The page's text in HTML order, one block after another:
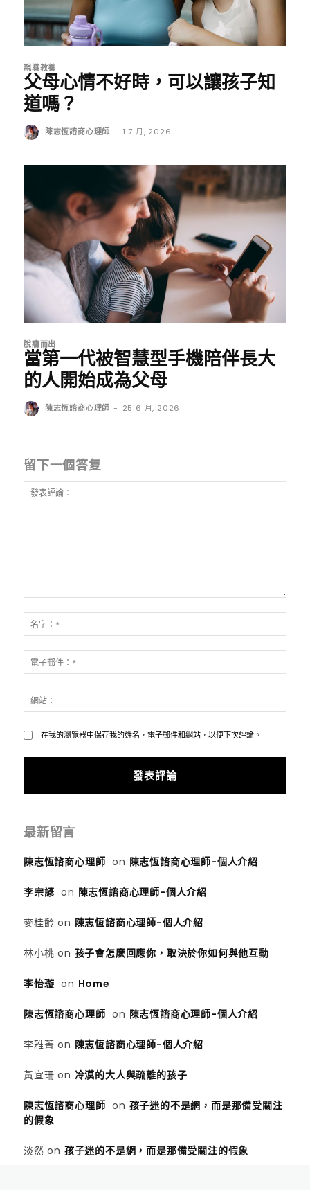
親職教養
父母心情不好時，可以讓孩子知
道嗎？
陳志恆諮商心理師 - 1 7 月, 2026
脫癮而出
當第一代被智慧型手機陪伴長大
的人開始成為父母
陳志恆諮商心理師 - 25 6 月, 2026
留下一個答复
表
評
論：
字：
*
子
郵
*站：
在我的瀏覽器中保存我的姓名，電子郵件和網站，以便下次評論。
最新留言
陳志恆諮商心理師 on 陳志恆諮商心理師-個人介紹
李宗諺 on 陳志恆諮商心理師-個人介紹
麥桂齡 on 陳志恆諮商心理師-個人介紹
林小桃 on 孩子會怎麼回應你，取決於你如何與他互動
李怡璇 on Home
陳志恆諮商心理師 on 陳志恆諮商心理師-個人介紹
李雅菁 on 陳志恆諮商心理師-個人介紹
黃宜珊 on 冷漠的大人與疏離的孩子
陳志恆諮商心理師 on 孩子迷的不是網，而是那備受關注
的假象
淡然 on 孩子迷的不是網，而是那備受關注的假象